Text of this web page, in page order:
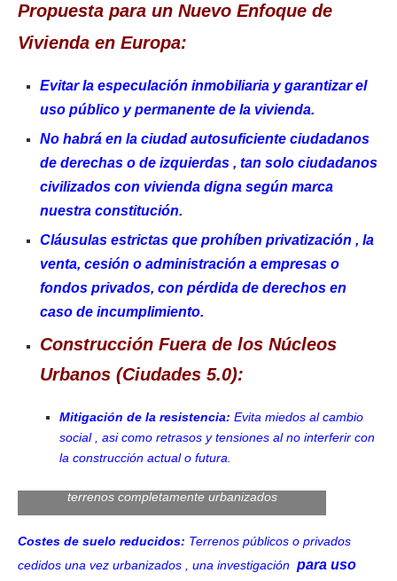
Propuesta para un Nuevo Enfoque de
Vivienda en Europa:
Evitar la especulación inmobiliaria y garantizar el
uso público y permanente de la vivienda.
No habrá en la ciudad autosuficiente ciudadanos
de derechas o de izquierdas , tan solo ciudadanos
civilizados con vivienda digna según marca
nuestra constitución.
Cláusulas estrictas que prohíben privatización , la
venta, cesión o administración a empresas o
fondos privados, con pérdida de derechos en
caso de incumplimiento.
Construcción Fuera de los Núcleos
Urbanos (Ciudades 5.0):
Mitigación de la resistencia: Evita miedos al cambio
social , asi como retrasos y tensiones al no interferir con
la construcción actual o futura.
terrenos completamente urbanizados
Costes de suelo reducidos: Terrenos públicos o privados
cedidos una vez urbanizados , una investigación para uso